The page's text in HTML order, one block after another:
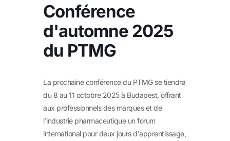
Conférence
d'automne 2025
du PTMG
La prochaine conférence du PTMG se tiendra
du 8 au 11 octobre 2025 à Budapest, offrant
aux professionnels des marques et de
l'industrie pharmaceutique un forum
international pour deux jours d'apprentissage,